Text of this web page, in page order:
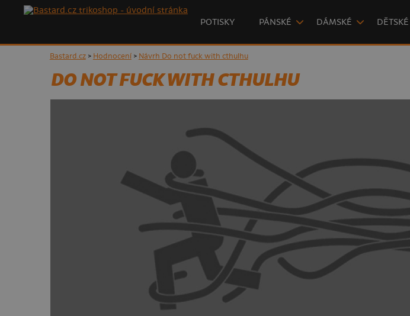
POTISKY PÁNSKÉ DÁMSKÉ DĚTSKÉ
Bastard.cz> Hodnocení> Návrh Do not fuck with cthulhu
DO NOT FUCK WITH CTHULHU